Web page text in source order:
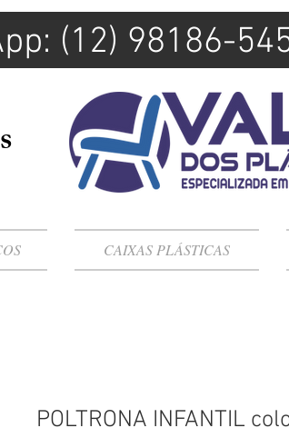
CAIXAS PLÁSTICAS
(12) 98186-
POLTRONA INFANTIL